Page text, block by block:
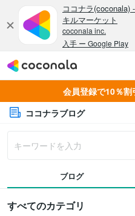
会員登録で10％割
ココナラブログ
ブログ
すべてのカテゴリ